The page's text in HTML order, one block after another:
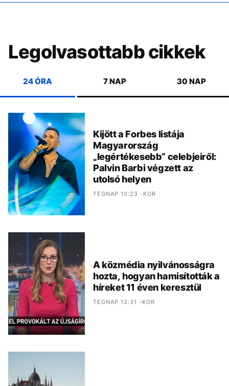
Legolvasottabb cikkek
24 ÓRA 7 NAP 30 NAP
Kijött a Forbes listája
Magyarország
„legértékesebb“ celebjeiről:
Palvin Barbi végzett az
utolsó helyen
TEGNAP 10:23 -KOR
A közmédia nyilvánosságra
hozta, hogyan hamisították a
híreket 11 éven keresztül
TEGNAP 12:31 -KOR